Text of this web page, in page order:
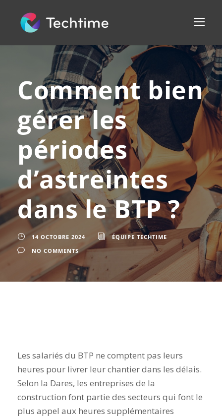
Comment bien
gérer les
périodes
d’astreintes
dans le BTP ?
14 OCTOBRE 2024
ÉQUIPE TECHTIME
NO COMMENTS
Les salariés du BTP ne comptent pas leurs
heures pour livrer leur chantier dans les délais.
Selon la Dares, les entreprises de la
construction font partie des secteurs qui font le
plus appel aux heures supplémentaires